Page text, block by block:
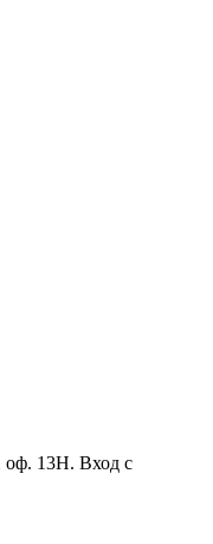
оф. 13Н. Вход с